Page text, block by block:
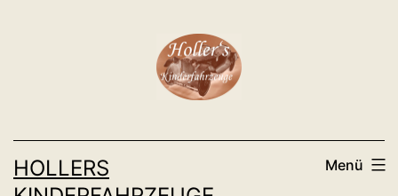
HOLLERS
Menü